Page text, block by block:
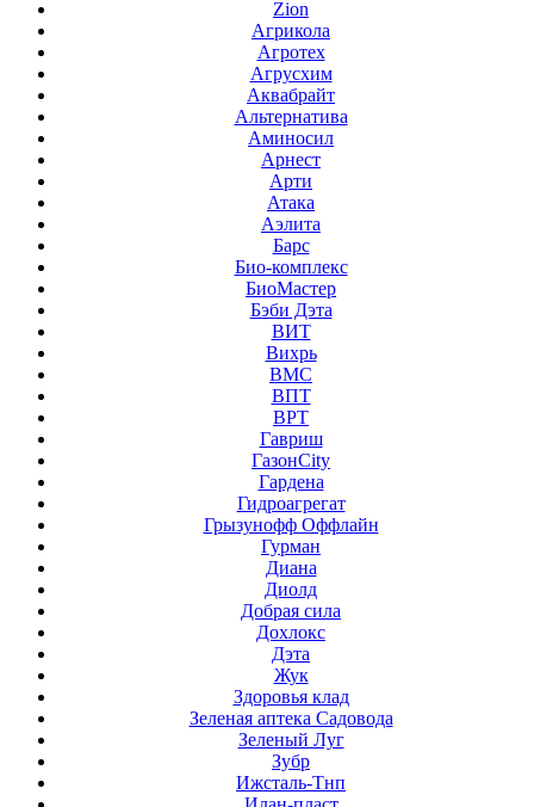
Zion
Агрикола
Агротех
Агрусхим
Аквабрайт
Альтернатива
Аминосил
Арнест
Арти
Атака
Аэлита
Барс
Био-комплекс
БиоМастер
Бэби Дэта
ВИТ
Вихрь
ВМС
ВПТ
ВРТ
Гавриш
ГазонCity
Гардена
Гидроагрегат
Грызунофф Оффлайн
Гурман
Диана
Диолд
Добрая сила
Дохлокс
Дэта
Жук
Здоровья клад
Зеленая аптека Садовода
Зеленый Луг
Зубр
Ижсталь-Тнп